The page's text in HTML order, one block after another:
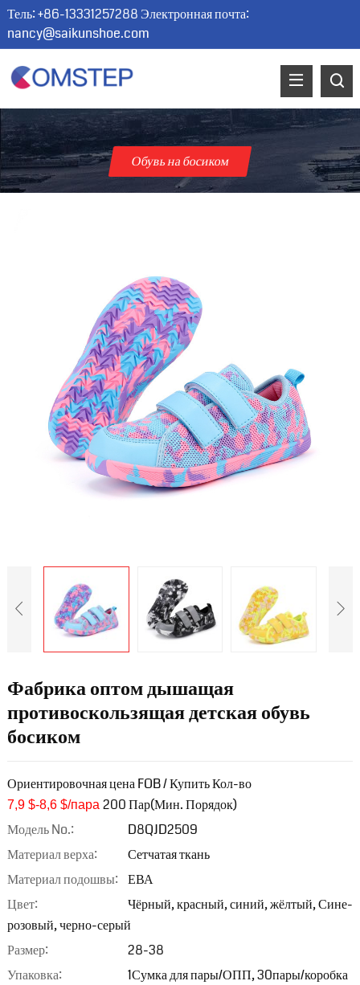
Тель: +86-13331257288 Электронная почта:
nancy@saikunshoe.com
Обувь на босиком
Фабрика оптом дышащая
противоскользящая детская обувь
босиком
Ориентировочная цена FOB / Купить Кол-во
7,9 $-8,6 $/пара 200 Пар(Мин. Порядок)
Модель No.:
D8QJD2509
Материал верха:
Сетчатая ткань
Материал подошвы: ЕВА
Цвет:
Чёрный, красный, синий, жёлтый, Сине-
розовый, черно-серый
Размер:
28-38
Упаковка:
1Сумка для пары/ОПП, 30пары/коробка